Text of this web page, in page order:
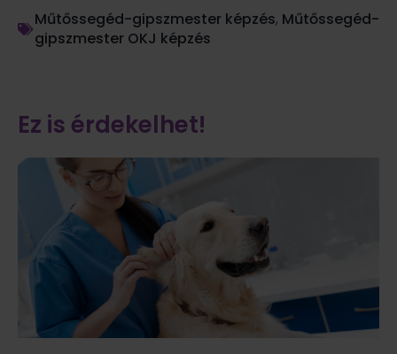
Műtőssegéd-gipszmester képzés, Műtőssegéd-
gipszmester OKJ képzés
Ez is érdekelhet!